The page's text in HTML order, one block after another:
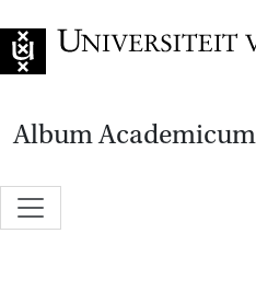
Album Academicum